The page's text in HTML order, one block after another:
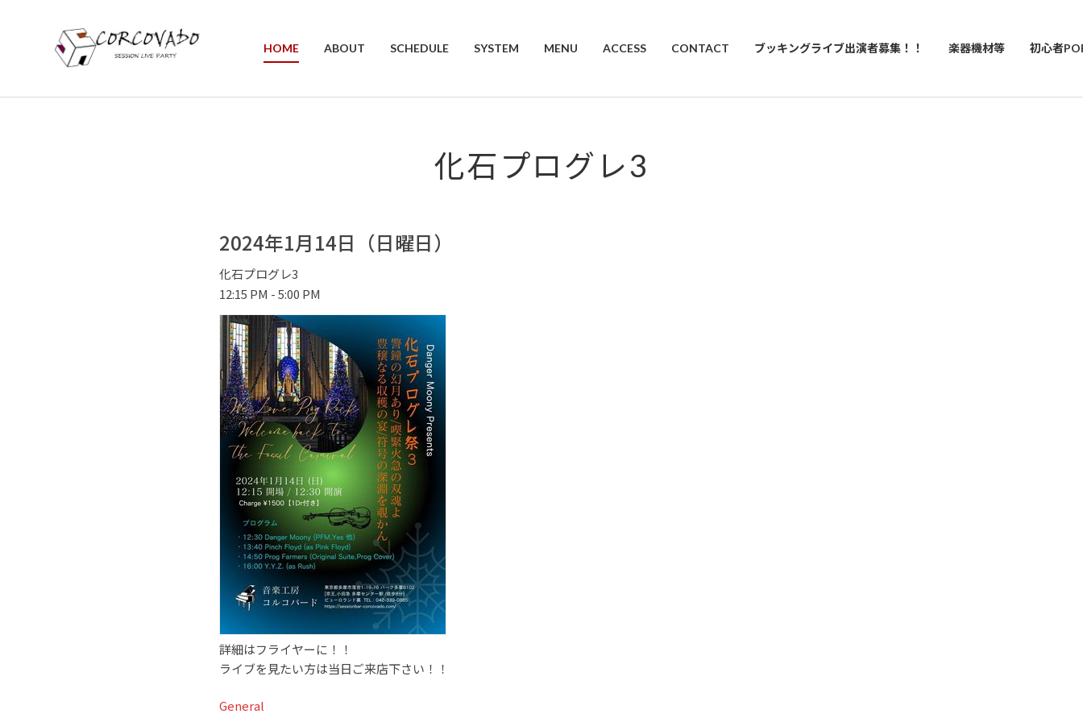
HOME ABOUT SCHEDULE SYSTEM MENU ACCESS CONTACT ブッキングライブ出演者募集！！ 楽器機材等 初心者
化石プログレ3
2024年1月14日（日曜日）
化石プログレ3
12:15 PM - 5:00 PM
詳細はフライヤーに！！
ライブを見たい方は当日ご来店下さい！！
General